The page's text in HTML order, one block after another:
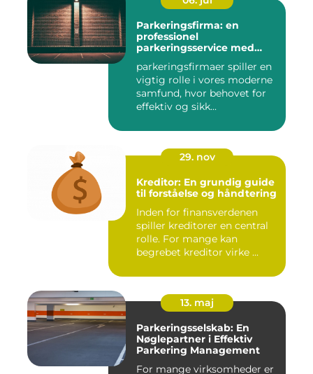
Parkeringsfirma: en
professionel
parkeringsservice med
parkeringsfirmaer spiller en
vigtig rolle i vores moderne
samfund, hvor behovet for
effektiv og sikk...
29. nov
Kreditor: En grundig guide
til forståelse og håndtering
Inden for finansverdenen
spiller kreditorer en central
rolle. For mange kan
begrebet kreditor virke ...
13. maj
Parkeringsselskab: En
Nøglepartner i Effektiv
Parkering Management
For mange virksomheder er